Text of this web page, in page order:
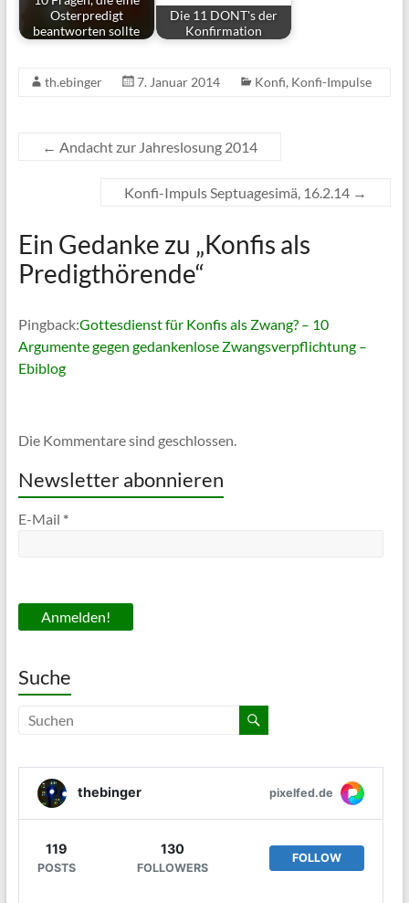
Osterpredigt
beantworten sollte
Die 11 DONT's der
Konfirmation
th.ebinger 7. Januar 2014 Konfi, Konfi-Impulse
← Andacht zur Jahreslosung 2014
Konfi-Impuls Septuagesimä, 16.2.14 →
Ein Gedanke zu „Konfis als
Predigthörende“
Pingback:Gottesdienst für Konfis als Zwang? – 10
Argumente gegen gedankenlose Zwangsverpflichtung –
Ebiblog
Die Kommentare sind geschlossen.
Newsletter abonnieren
E-Mail *
Suche